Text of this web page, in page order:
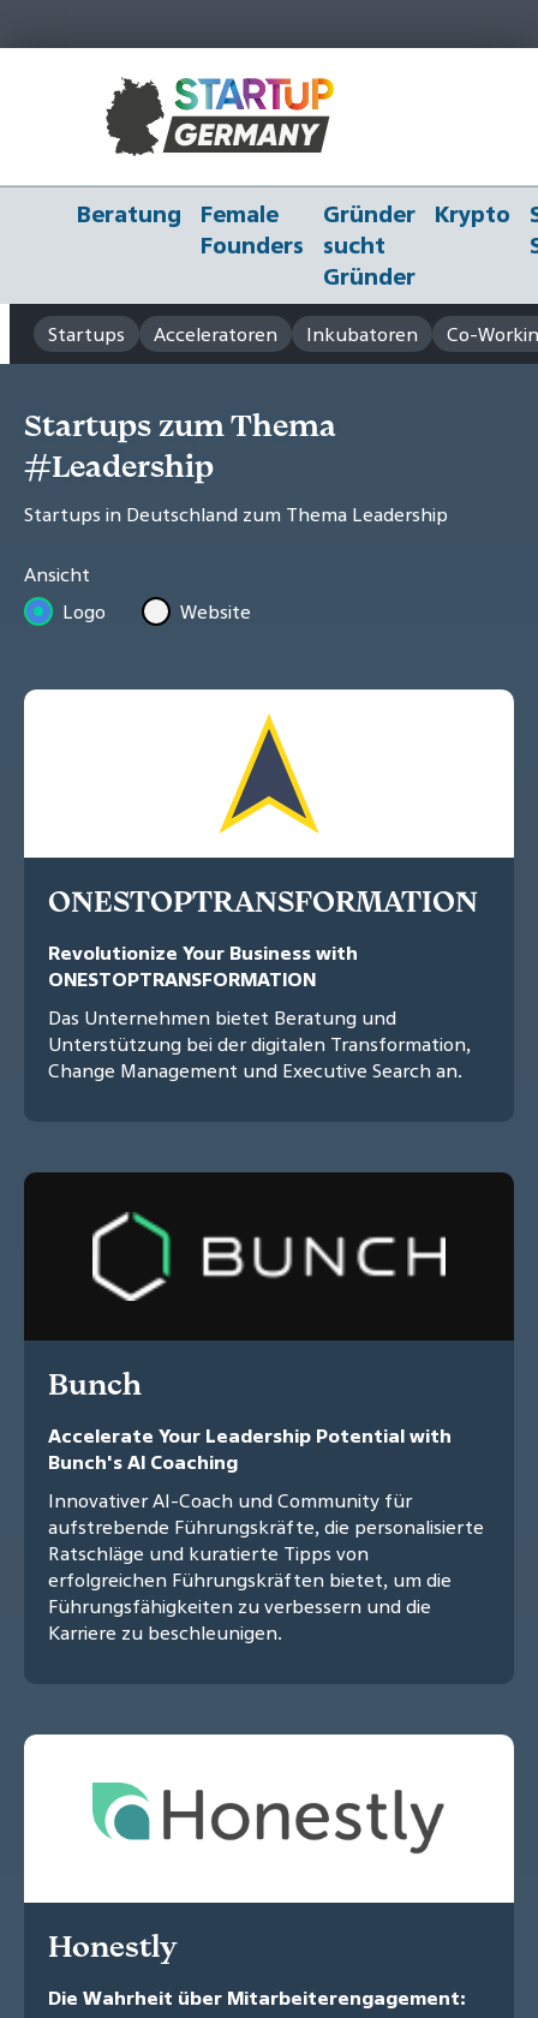
Beratung
Female
Founders
Gründer
sucht
Gründer
Krypto
Startups Acceleratoren Inkubatoren Co-
Startups zum Thema
#Leadership
Startups in Deutschland zum Thema Leadership
Ansicht
Logo
Website
ONESTOPTRANSFORMATION
Revolutionize Your Business with
ONESTOPTRANSFORMATION
Das Unternehmen bietet Beratung und
Unterstützung bei der digitalen Transformation,
Change Management und Executive Search an.
Bunch
Accelerate Your Leadership Potential with
Bunch's AI Coaching
Innovativer AI-Coach und Community für
aufstrebende Führungskräfte, die personalisierte
Ratschläge und kuratierte Tipps von
erfolgreichen Führungskräften bietet, um die
Führungsfähigkeiten zu verbessern und die
Karriere zu beschleunigen.
Honestly
Die Wahrheit über Mitarbeiterengagement: